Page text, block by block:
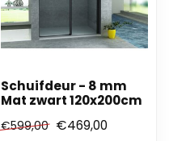
Schuifdeur - 8 mm
Mat zwart 120x200cm
€599,00 €469,00